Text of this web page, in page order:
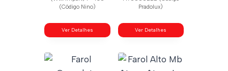
(Código Nino)
Ver Detalhes
Pradolux)
Ver Detalhes